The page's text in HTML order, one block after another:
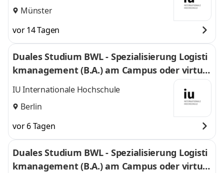
Münster
vor 14 Tagen
Duales Studium BWL - Spezialisierung Logisti
kmanagement (B.A.) am Campus oder virtuel
l
IU Internationale Hochschule
Berlin
vor 6 Tagen
Duales Studium BWL - Spezialisierung Logisti
kmanagement (B.A.) am Campus oder virtuel